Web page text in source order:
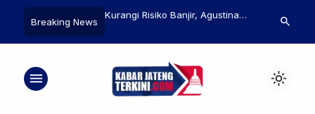
Breaking News
Jangka Pendek-
Dampak Jebolnya
Kurangi Risiko Banjir, Agustina
Pembangunan 1.000 Titik Sumur
Pemkot
dan
search
menu light_mode